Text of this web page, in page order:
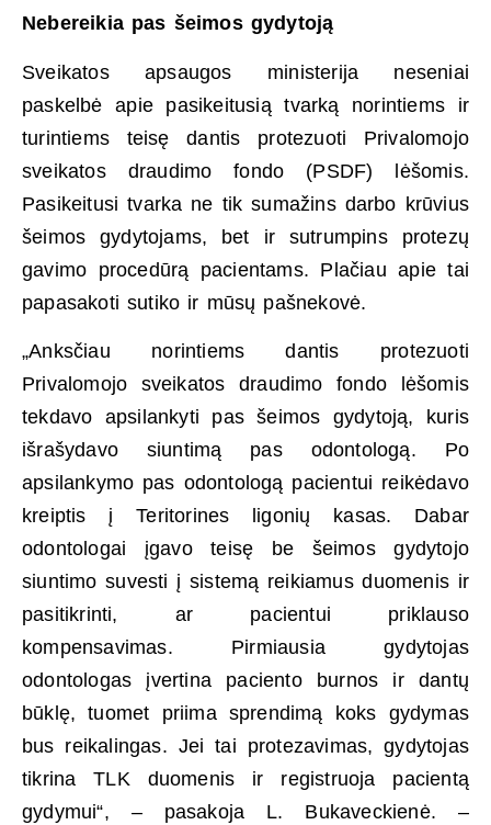
Nebereikia pas šeimos gydytoją
Sveikatos apsaugos ministerija neseniai
paskelbė apie pasikeitusią tvarką norintiems ir
turintiems teisę dantis protezuoti Privalomojo
sveikatos draudimo fondo (PSDF) lėšomis.
Pasikeitusi tvarka ne tik sumažins darbo krūvius
šeimos gydytojams, bet ir sutrumpins protezų
gavimo procedūrą pacientams. Plačiau apie tai
papasakoti sutiko ir mūsų pašnekovė.
„Anksčiau norintiems dantis protezuoti
Privalomojo sveikatos draudimo fondo lėšomis
tekdavo apsilankyti pas šeimos gydytoją, kuris
išrašydavo siuntimą pas odontologą. Po
apsilankymo pas odontologą pacientui reikėdavo
kreiptis į Teritorines ligonių kasas. Dabar
odontologai įgavo teisę be šeimos gydytojo
siuntimo suvesti į sistemą reikiamus duomenis ir
pasitikrinti, ar pacientui priklauso
kompensavimas. Pirmiausia gydytojas
odontologas įvertina paciento burnos ir dantų
būklę, tuomet priima sprendimą koks gydymas
bus reikalingas. Jei tai protezavimas, gydytojas
tikrina TLK duomenis ir registruoja pacientą
gydymui“, – pasakoja L. Bukaveckienė. –